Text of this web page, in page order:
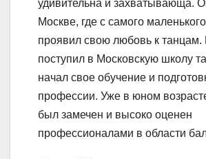
удивительна и захватывающа.
Москве, где с самого
проявил свою любовь к танцам.
поступил в Московскую школу
начал свое обучение и
профессии. Уже в юном
был замечен и высоко оценен
профессионалами в области